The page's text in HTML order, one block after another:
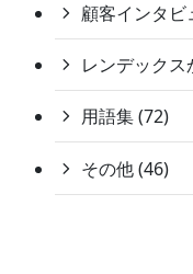
顧客インタビ
レンデック
用語集 (72)
その他 (46)